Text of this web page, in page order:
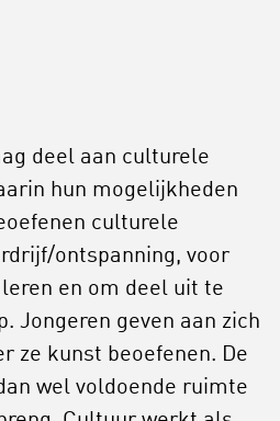
deel aan culturele
hun mogelijkheden
culturele
ontspanning, voor
en om deel uit te
Jongeren geven aan zich
ze kunst beoefenen. De
wel voldoende ruimte